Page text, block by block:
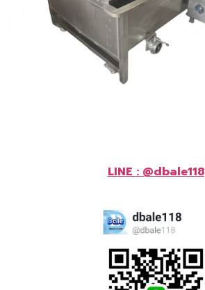
LINE : @dbale118